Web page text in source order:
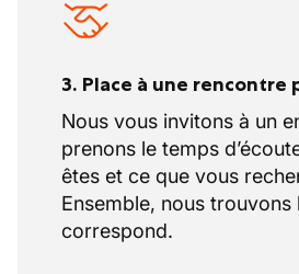
3. Place à une rencontre
Nous vous invitons à un
prenons le temps
êtes et ce que vous
Ensemble, nous
correspond.